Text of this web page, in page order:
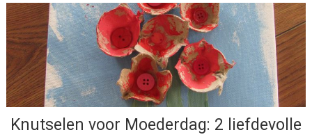
Knutselen voor Moederdag: 2 liefdevolle